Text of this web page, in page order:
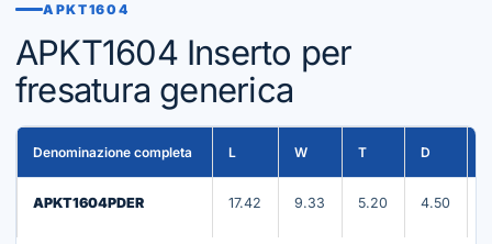
APKT1604
APKT1604 Inserto per
fresatura generica
Denominazione completa L W T D
APKT1604PDER 17.42 9.33 5.20 4.50